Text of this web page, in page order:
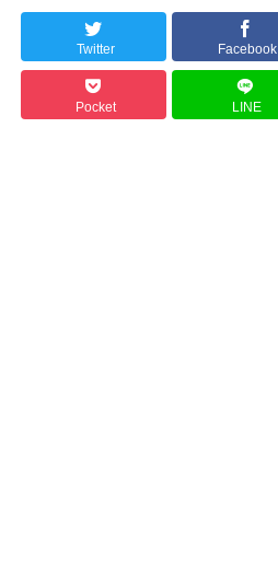
Twitter Facebook
Pocket LINE